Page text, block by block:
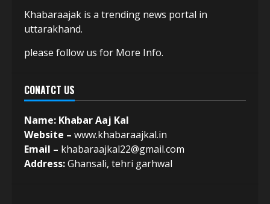
Khabaraajak is a trending news portal in
uttarakhand.
please follow us for More Info.
CONATCT US
Name: Khabar Aaj Kal
Website – www.khabaraajkal.in
Email – khabaraajkal22@gmail.com
Address:Ghansali, tehri garhwal